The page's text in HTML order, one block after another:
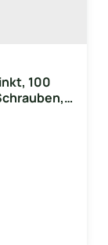
100